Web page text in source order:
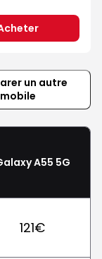
un autre
mobile
A55 5G
121€